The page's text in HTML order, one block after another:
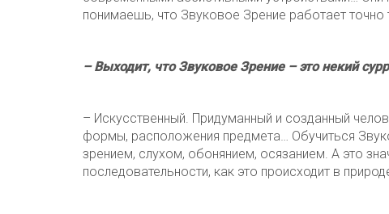
понимаешь, что Звуковое Зрение работает
– Выходит, что Звуковое Зрение – это некий
– Искусственный. Придуманный и созданный
формы, расположения предмета… Обучиться
зрением, слухом, обонянием, осязанием. А это
последовательности, как это происходит в